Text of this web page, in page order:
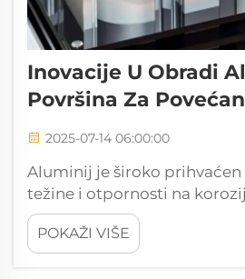
Inovacije U Obradi
Površina Za
2025-07-14 06:00:00
Aluminij je široko prihvaćen
težine i otpornosti na
najtraženiji materijal u
od zrakoplovne do
kako bi se dodatno
POKAŽI VIŠE